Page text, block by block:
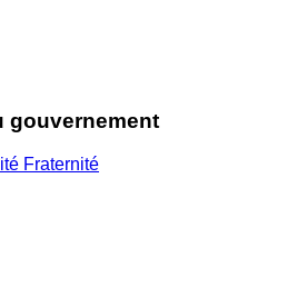
gouvernement